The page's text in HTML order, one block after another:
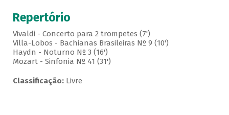
Repertório
Vivaldi - Concerto para 2 trompetes (7')
Villa-Lobos - Bachianas Brasileiras Nº 9 (10')
Haydn - Noturno Nº 3 (16')
Mozart - Sinfonia Nº 41 (31')
Classificação:Livre